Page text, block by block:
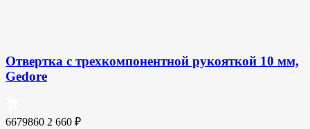
Отвертка с трехкомпонентной рукояткой 10 мм,
Gedore
6679860 2 660 ₽